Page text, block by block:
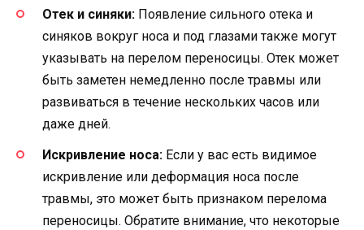
Отек и синяки: Появление сильного отека и
синяков вокруг носа и под глазами также могут
указывать на перелом переносицы. Отек может
быть заметен немедленно после травмы или
развиваться в течение нескольких часов или
даже дней.
Искривление носа: Если у вас есть видимое
искривление или деформация носа после
травмы, это может быть признаком перелома
переносицы. Обратите внимание, что некоторые